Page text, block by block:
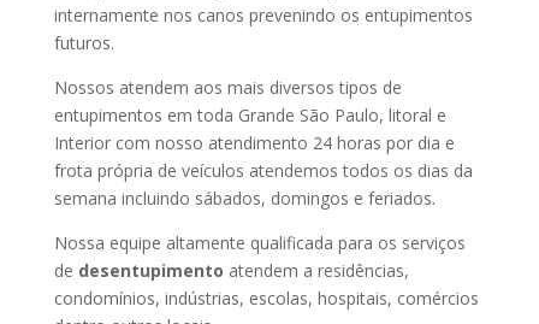
internamente nos canos prevenindo os entupimentos
futuros.
Nossos atendem aos mais diversos tipos de
entupimentos em toda Grande São Paulo, litoral e
Interior com nosso atendimento 24 horas por dia e
frota própria de veículos atendemos todos os dias da
semana incluindo sábados, domingos e feriados.
Nossa equipe altamente qualificada para os serviços
de desentupimento atendem a residências,
condomínios, indústrias, escolas, hospitais, comércios